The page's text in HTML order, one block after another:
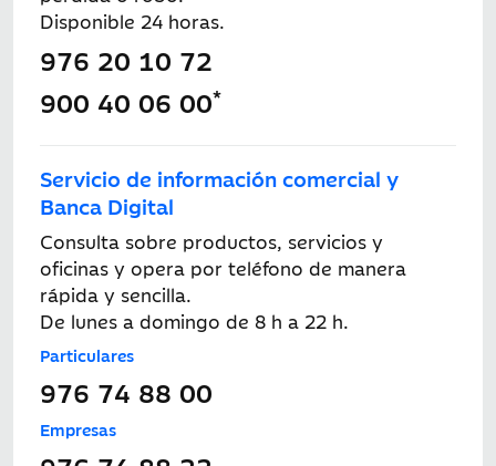
Disponible 24 horas.
976 20 10 72
900 40 06 00*
Servicio de información comercial y
Banca Digital
Consulta sobre productos, servicios y
oficinas y opera por teléfono de manera
rápida y sencilla.
De lunes a domingo de 8 h a 22 h.
Particulares
976 74 88 00
Empresas